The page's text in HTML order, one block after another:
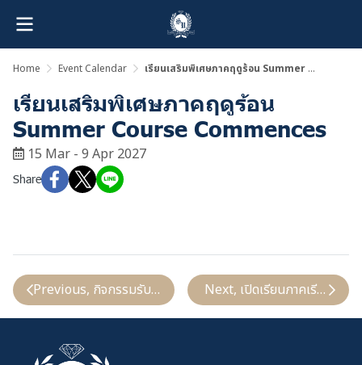
Home Event Calendar เรียนเสริมพิเศษภาคฤดูร้อน Summer Course Commences
เรียนเสริมพิเศษภาคฤดูร้อน
Summer Course Commences
15 Mar - 9 Apr 2027
Share
Previous, กิจกรรมรับประกาศนียบัตรประจาปี Graduation
Next, เปิดเรียนภาคเรียนที่